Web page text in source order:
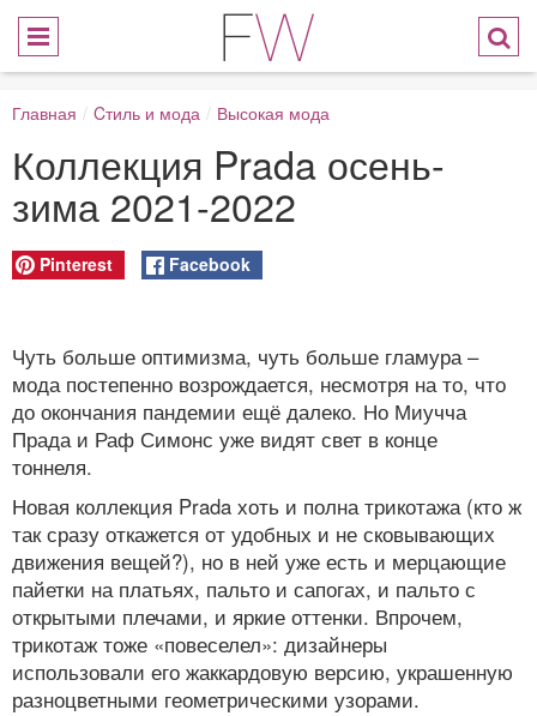
Главная / Cтиль и мода / Высокая мода
Коллекция Prada осень-
зима 2021-2022
Pinterest Facebook
Чуть больше оптимизма, чуть больше гламура –
мода постепенно возрождается, несмотря на то, что
до окончания пандемии ещё далеко. Но Миучча
Прада и Раф Симонс уже видят свет в конце
тоннеля.
Новая коллекция Prada хоть и полна трикотажа (кто ж
так сразу откажется от удобных и не сковывающих
движения вещей?), но в ней уже есть и мерцающие
пайетки на платьях, пальто и сапогах, и пальто с
открытыми плечами, и яркие оттенки. Впрочем,
трикотаж тоже «повеселел»: дизайнеры
использовали его жаккардовую версию, украшенную
разноцветными геометрическими узорами.